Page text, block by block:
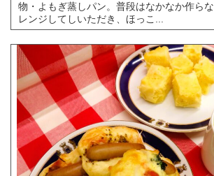
物・よもぎ蒸しパン。普段はなかなか作ら
レンジしてしいただき、ほっこ...